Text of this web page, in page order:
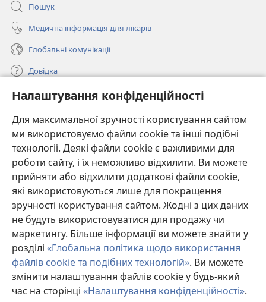
Налаштування конфіденційності
Для максимальної зручності користування сайтом
ми використовуємо файли cookie та інші подібні
технології. Деякі файли cookie є важливими для
роботи сайту, і їх неможливо відхилити. Ви можете
прийняти або відхилити додаткові файли cookie,
які використовуються лише для покращення
зручності користування сайтом. Жодні з цих даних
не будуть використовуватися для продажу чи
маркетингу. Більше інформації ви можете знайти у
розділі «Глобальна політика щодо використання
файлів cookie та подібних технологій». Ви можете
змінити налаштування файлів cookie у будь-який
час на сторінці «Налаштування конфіденційності».
Пошук
Медична інформація для лікарів
Глобальні комунікації
Довідка
Пожертви
(відкривається
у
новому
вікні)
ОНЛАЙН-БІБЛІОТЕКА Товариства «Вартова башта»™
(відкривається
у
новому
вікні)
JW Hub ®
(відкривається
у
новомуJW Library
Watchtower Library
Copyright© 2026 Watch Tower Bible and Tract Society of Pennsylvania.
УМОВИ ВИКОРИСТАННЯ
ПОЛІТИКА КОНФІДЕНЦІЙНОСТІ
НАЛАШТУВАННЯ КОНФІДЕНЦІЙНОСТІ